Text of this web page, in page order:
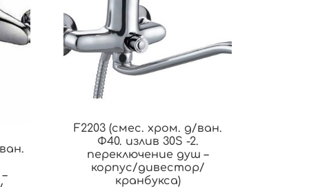
F2203 (смес. хром. д/ван.
Ф40. излив 30S -2.
переключение душ –
корпус/дивестор/
кранбукса)